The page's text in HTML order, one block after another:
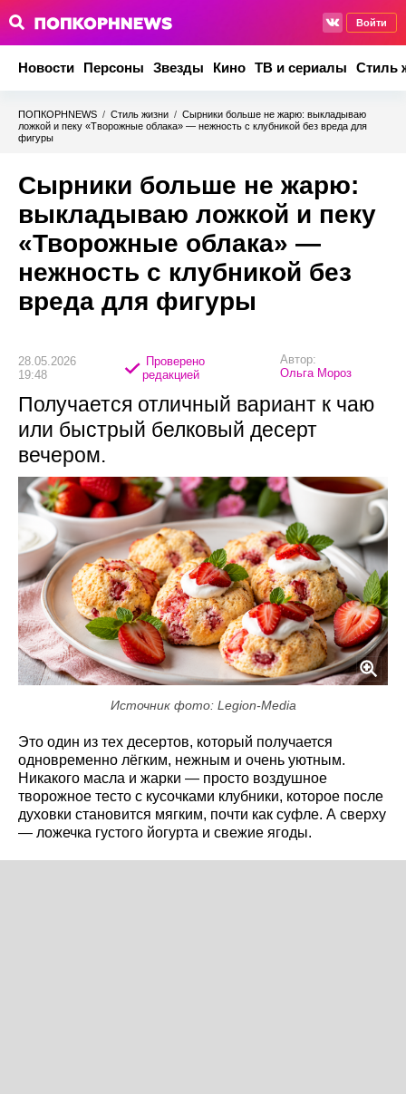
Войти
Новости Персоны Звезды Кино ТВ и сериалы Стиль
ПОПКОРНNEWS / Стиль жизни / Сырники больше не жарю: выкладываю
ложкой и пеку «Творожные облака» — нежность с клубникой без вреда для
фигуры
Сырники больше не жарю:
выкладываю ложкой и пеку
«Творожные облака» —
нежность с клубникой без
вреда для фигуры
28.05.2026
19:48
Проверено
редакцией
Автор:
Ольга Мороз
Получается отличный вариант к чаю
или быстрый белковый десерт
вечером.
Источник фото: Legion-Media
Это один из тех десертов, который получается
одновременно лёгким, нежным и очень уютным.
Никакого масла и жарки — просто воздушное
творожное тесто с кусочками клубники, которое после
духовки становится мягким, почти как суфле. А сверху
— ложечка густого йогурта и свежие ягоды.